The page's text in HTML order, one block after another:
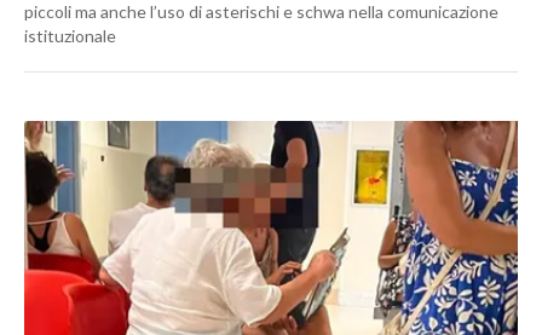
piccoli ma anche l’uso di asterischi e schwa nella comunicazione
istituzionale